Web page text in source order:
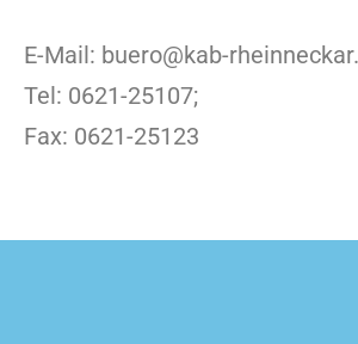
E-Mail: buero@kab-
Tel: 0621-25107;
Fax: 0621-25123